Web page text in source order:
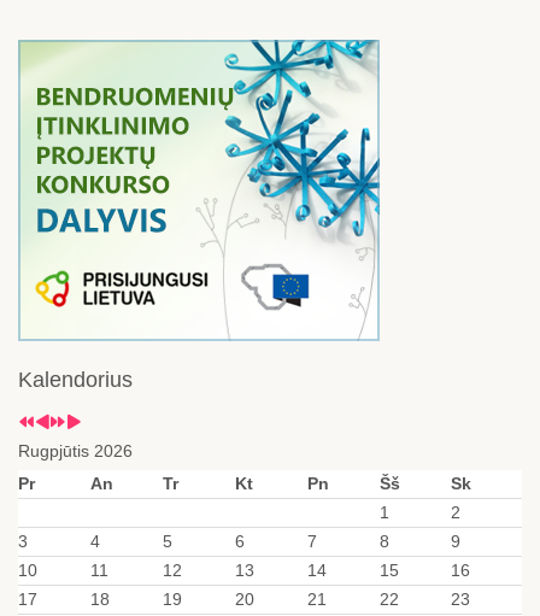
Kalendorius
Rugpjūtis 2026
Pr
An Tr Kt Pn Šš
Sk
1
2
3
4 5 6 7 8
9
10
11 12 13 14 15
16
17
18 19 20 21 22
23